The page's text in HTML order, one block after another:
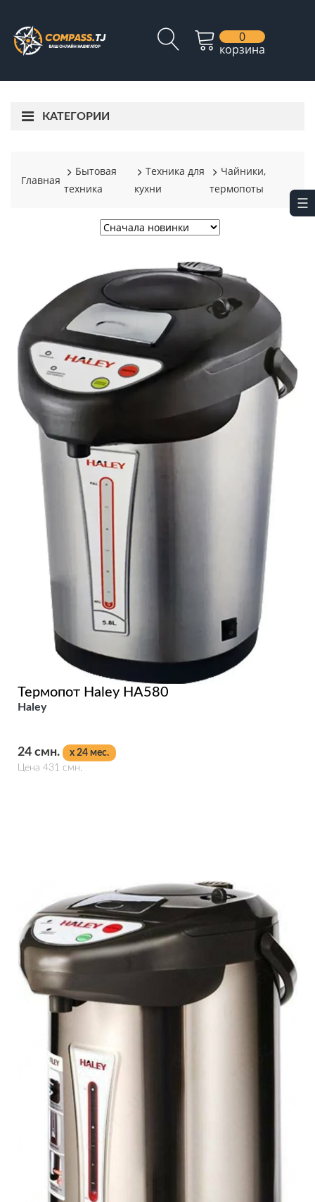
0
корзина
КАТЕГОРИИ
Главная
Бытовая
техника
Техника для
кухни
Чайники,
термопоты
Термопот Haley HA580
Haley
24 смн.
x 24 мес.
Цена 431 смн.